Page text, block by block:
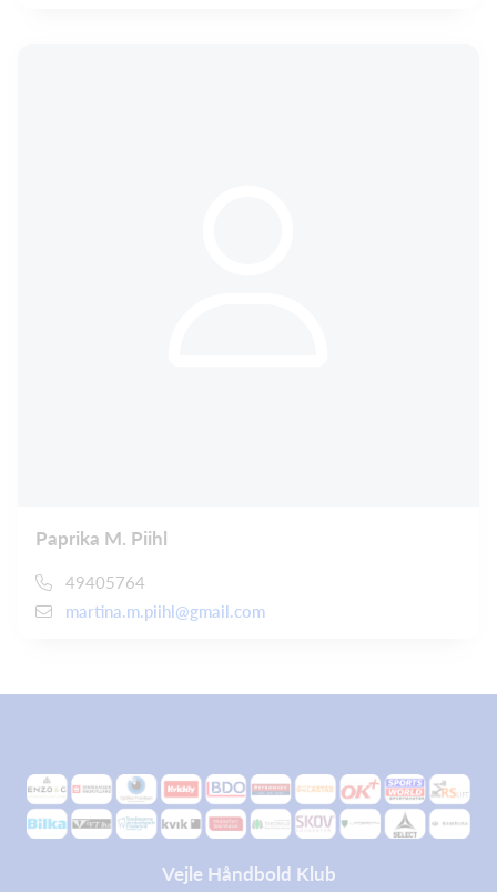
Paprika M. Piihl
49405764
martina.m.piihl@gmail.com
Vejle Håndbold Klub